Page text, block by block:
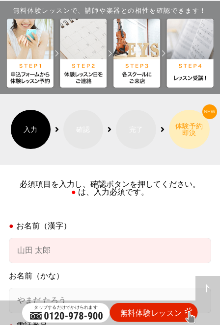
無料体験レッスンで、講師や楽器との相性を確認できます！
入力 確認 完了
体験予約
即決
必須項目を入力し、確認ボタンを押してください。
● は、入力必須です。
お名前（漢字）
お名前（かな）